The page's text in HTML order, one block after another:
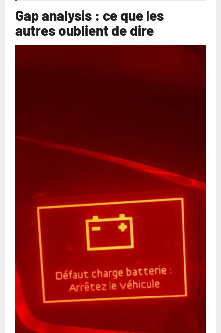
Gap analysis : ce que les
autres oublient de dire